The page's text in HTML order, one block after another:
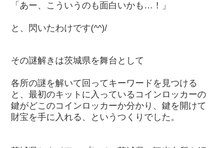
「あー、こういうのも面白いかも…！」
と、閃いたわけです(^^)/
その謎解きは茨城県を舞台として
各所の謎を解いて回ってキーワードを見つける
と、最初のキットに入っているコインロッカーの
鍵がどこのコインロッカーか分かり、鍵を開けて
財宝を手に入れる、というつくりでした。